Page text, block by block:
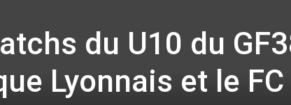
du U10 du
Lyonnais et le FC